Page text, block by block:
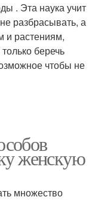
. Эта наука учит
разбрасывать, а
и растениям,
беречь
чтобы не
женскую
множество